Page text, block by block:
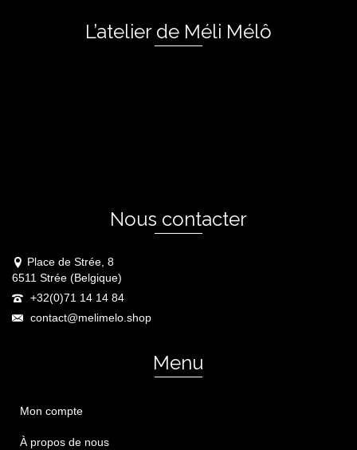
L’atelier de Méli Mélô
Nous contacter
Place de Strée, 8
6511 Strée (Belgique)
+32(0)71 14 14 84
contact@melimelo.shop
Menu
Mon compte
À propos de nous